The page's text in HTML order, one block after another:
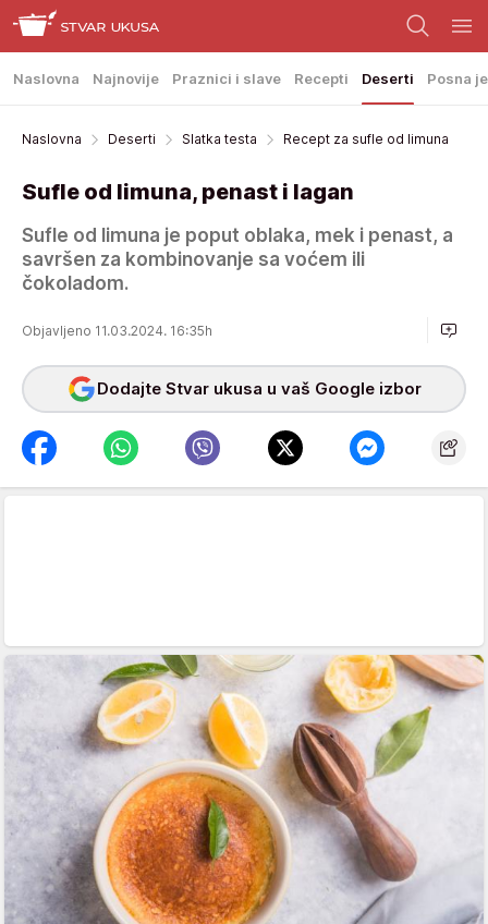
Naslovna Najnovije Praznici i slave Recepti Deserti Posna
Naslovna Deserti Slatka testa Recept za sufle od limuna
Sufle od limuna, penast i lagan
Sufle od limuna je poput oblaka, mek i penast, a
savršen za kombinovanje sa voćem ili
čokoladom.
Objavljeno 11.03.2024. 16:35h
Dodajte Stvar ukusa u vaš Google izbor